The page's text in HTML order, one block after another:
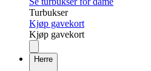
Turbukser
Kjøp gavekort
Kjøp gavekort
Herre